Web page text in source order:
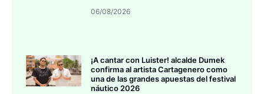
06/08/2026
¡A cantar con Luister! alcalde Dumek
confirma al artista Cartagenero como
una de las grandes apuestas del festival
náutico 2026